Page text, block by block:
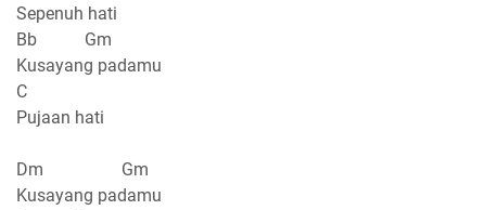
Sepenuh hati
Bb Gm
Kusayang padamu
C
Pujaan hati
Dm Gm
Kusayang padamu